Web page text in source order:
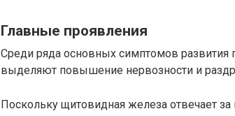
Главные проявления
Среди ряда основных симптомов развития
выделяют повышение нервозности и
Поскольку щитовидная железа отвечает